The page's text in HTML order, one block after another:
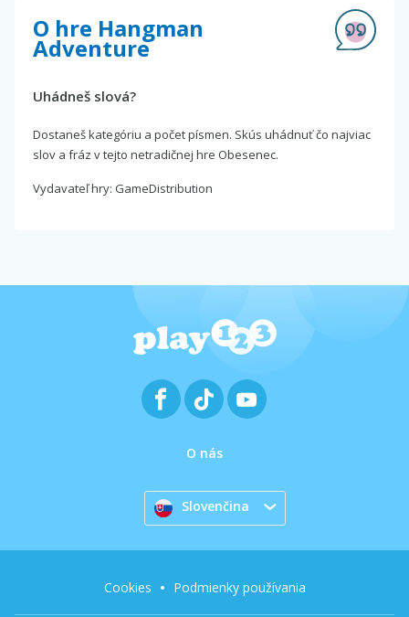
O hre Hangman
Adventure
Uhádneš slová?
Dostaneš kategóriu a počet písmen. Skús uhádnuť čo najviac
slov a fráz v tejto netradičnej hre Obesenec.
Vydavateľ hry: GameDistribution
O nás
Slovenčina
Cookies Podmienky používania